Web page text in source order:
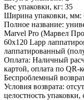
Вес упаковки, кг: 35
Ширина упаковки, мм:
Полное название:
Marvel Pro (Марвел
60x120 Lapp
лаппатированный
Оплата: Наличный
картой, оплата по QR-
Беспроблемный
Условия возврата:
целостность